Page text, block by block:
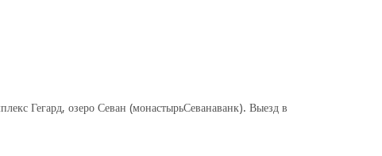
Гегард, озеро Севан (монастырьСеванаванк). Выезд в